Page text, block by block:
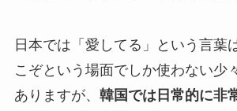
日本では「愛してる」という言葉
こぞという場面でしか使わない少
ありますが、 韓国では日常的に非